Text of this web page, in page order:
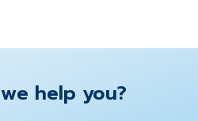
help you?